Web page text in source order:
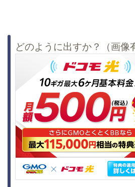
どのように出すか？（画像